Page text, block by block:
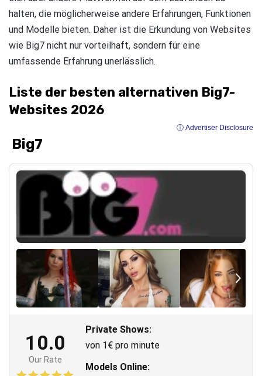
halten, die möglicherweise andere Erfahrungen, Funktionen
und Modelle bieten. Daher ist die Erkundung von Websites
wie Big7 nicht nur vorteilhaft, sondern für eine
umfassende Erfahrung unerlässlich.
Liste der besten alternativen Big7-
Websites 2026
ⓘ Advertiser Disclosure
Big7
Private Shows:
von 1€ pro minute
Models Online:
10.0
Our Rate